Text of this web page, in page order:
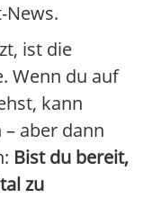
ist die
Wenn du auf
kann
aber dann
Bist du bereit,
zu